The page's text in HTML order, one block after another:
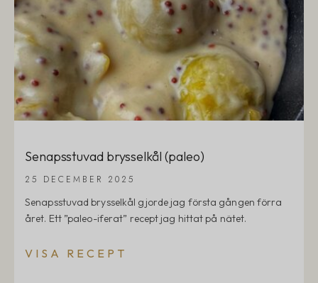
Senapsstuvad brysselkål (paleo)
25 DECEMBER 2025
Senapsstuvad brysselkål gjorde jag första gången förra
året. Ett ”paleo-iferat” recept jag hittat på nätet.
VISA RECEPT